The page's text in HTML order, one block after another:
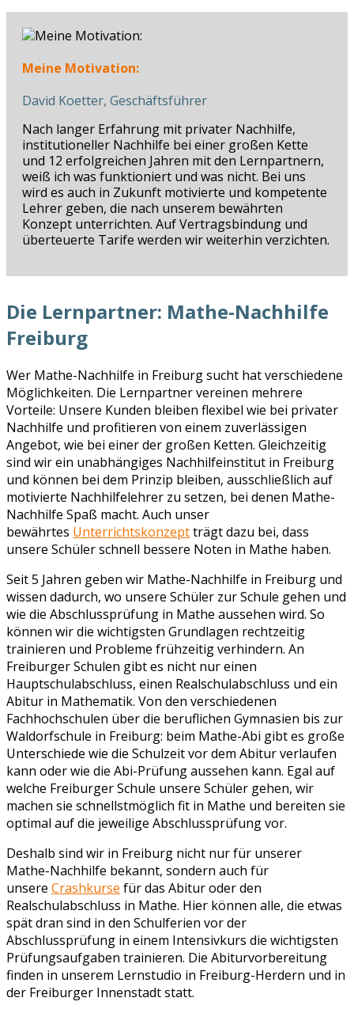
Meine Motivation:
David Koetter, Geschäftsführer
Nach langer Erfahrung mit privater Nachhilfe,
institutioneller Nachhilfe bei einer großen Kette
und 12 erfolgreichen Jahren mit den Lernpartnern,
weiß ich was funktioniert und was nicht. Bei uns
wird es auch in Zukunft motivierte und kompetente
Lehrer geben, die nach unserem bewährten
Konzept unterrichten. Auf Vertragsbindung und
überteuerte Tarife werden wir weiterhin verzichten.
Die Lernpartner: Mathe-Nachhilfe
Freiburg
Wer Mathe-Nachhilfe in Freiburg sucht hat verschiedene
Möglichkeiten. Die Lernpartner vereinen mehrere
Vorteile: Unsere Kunden bleiben flexibel wie bei privater
Nachhilfe und profitieren von einem zuverlässigen
Angebot, wie bei einer der großen Ketten. Gleichzeitig
sind wir ein unabhängiges Nachhilfeinstitut in Freiburg
und können bei dem Prinzip bleiben, ausschließlich auf
motivierte Nachhilfelehrer zu setzen, bei denen Mathe-
Nachhilfe Spaß macht. Auch unser
bewährtes Unterrichtskonzeptträgt dazu bei, dass
unsere Schüler schnell bessere Noten in Mathe haben.
Seit 5 Jahren geben wir Mathe-Nachhilfe in Freiburg und
wissen dadurch, wo unsere Schüler zur Schule gehen und
wie die Abschlussprüfung in Mathe aussehen wird. So
können wir die wichtigsten Grundlagen rechtzeitig
trainieren und Probleme frühzeitig verhindern. An
Freiburger Schulen gibt es nicht nur einen
Hauptschulabschluss, einen Realschulabschluss und ein
Abitur in Mathematik. Von den verschiedenen
Fachhochschulen über die beruflichen Gymnasien bis zur
Waldorfschule in Freiburg: beim Mathe-Abi gibt es große
Unterschiede wie die Schulzeit vor dem Abitur verlaufen
kann oder wie die Abi-Prüfung aussehen kann. Egal auf
welche Freiburger Schule unsere Schüler gehen, wir
machen sie schnellstmöglich fit in Mathe und bereiten sie
optimal auf die jeweilige Abschlussprüfung vor.
Deshalb sind wir in Freiburg nicht nur für unserer
Mathe-Nachhilfe bekannt, sondern auch für
unsere Crashkurse für das Abitur oder den
Realschulabschluss in Mathe. Hier können alle, die etwas
spät dran sind in den Schulferien vor der
Abschlussprüfung in einem Intensivkurs die wichtigsten
Prüfungsaufgaben trainieren. Die Abiturvorbereitung
finden in unserem Lernstudio in Freiburg-Herdern und in
der Freiburger Innenstadt statt.